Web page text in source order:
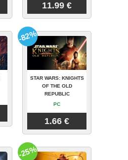
11.99 €
STAR WARS: KNIGHTS
OF THE OLD
REPUBLIC
PC
1.66 €
-82%
-25%